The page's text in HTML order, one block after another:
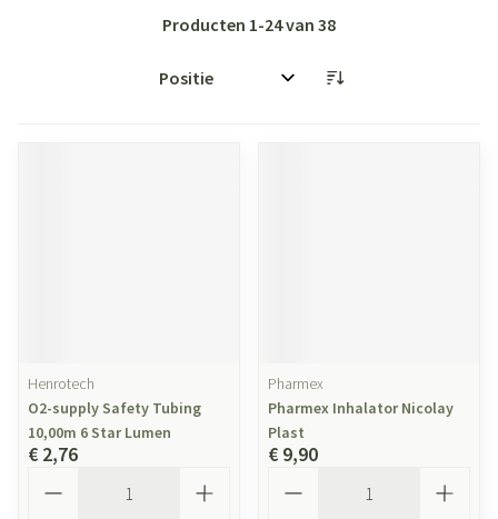
Producten 1-24van 38
Sorteer op:
Henrotech
O2-supply Safety Tubing
10,00m 6 Star Lumen
€ 2,76
Pharmex
Pharmex Inhalator Nicolay
Plast
€ 9,90